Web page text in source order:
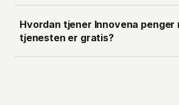
Hvordan tjener Innovena penger
tjenesten er gratis?